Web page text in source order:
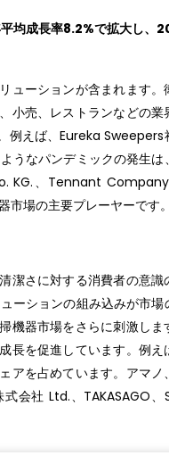
均成長率8.2%で拡大し、
ューションが含まれます。
小売、レストランなどの業
例えば、Eureka Sweepers
うなパンデミックの発生は
KG.、Tennant
場の主要プレーヤーです。
潔さに対する消費者の意識
ーションの組み込みが市場
機器市場をさらに刺激しま
長を促進しています。例え
アを占めています。アマノ
会社 Ltd.、TAKASAGO